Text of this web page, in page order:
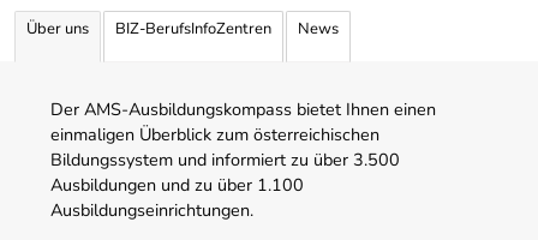
Über uns BIZ-BerufsInfoZentren News
Der AMS-Ausbildungskompass bietet Ihnen einen
einmaligen Überblick zum österreichischen
Bildungssystem und informiert zu über 3.500
Ausbildungen und zu über 1.100
Ausbildungseinrichtungen.